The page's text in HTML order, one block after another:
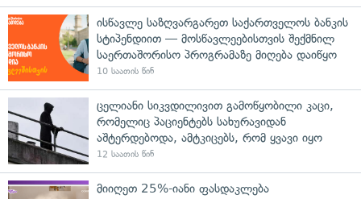
ისწავლე საზღვარგარეთ საქართველოს ბანკის
სტიპენდიით — მოსწავლეებისთვის შექმნილ
საერთაშორისო პროგრამაზე მიღება დაიწყო
10 საათის წინ
ცელიანი სიკვდილივით გამოწყობილი კაცი,
რომელიც პაციენტებს სახურავიდან
აშტერდებოდა, ამტკიცებს, რომ ყვავი იყო
12 საათის წინ
მიიღეთ 25%-იანი ფასდაკლება